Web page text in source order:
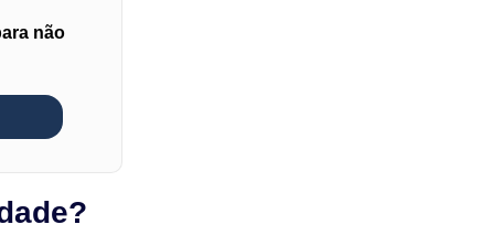
não